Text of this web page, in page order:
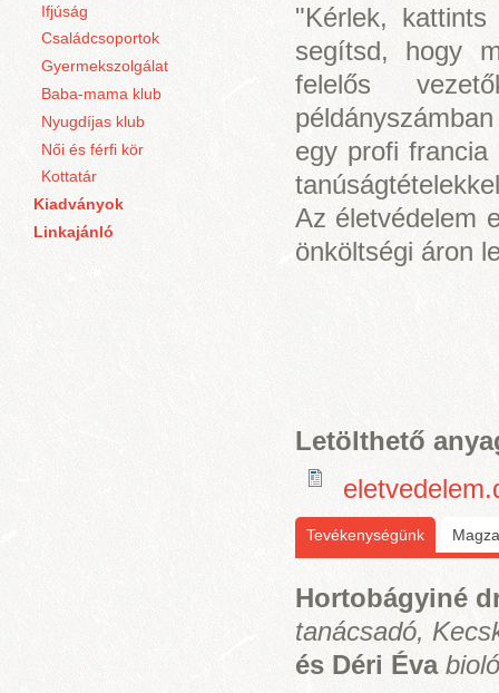
Ifjúság
Családcsoportok
Gyermekszolgálat
Baba-mama klub
Nyugdíjas klub
Női és férfi kör
Kottatár
Kiadványok
Linkajánló
"Kérlek,
segítsd, hogy
felelős
egy profi
Az életvédelem
önköltségi áron
Letölthető
Tevékenységünk (aktív fül)
Hortobágyiné
tanácsadó,
és Déri Éva